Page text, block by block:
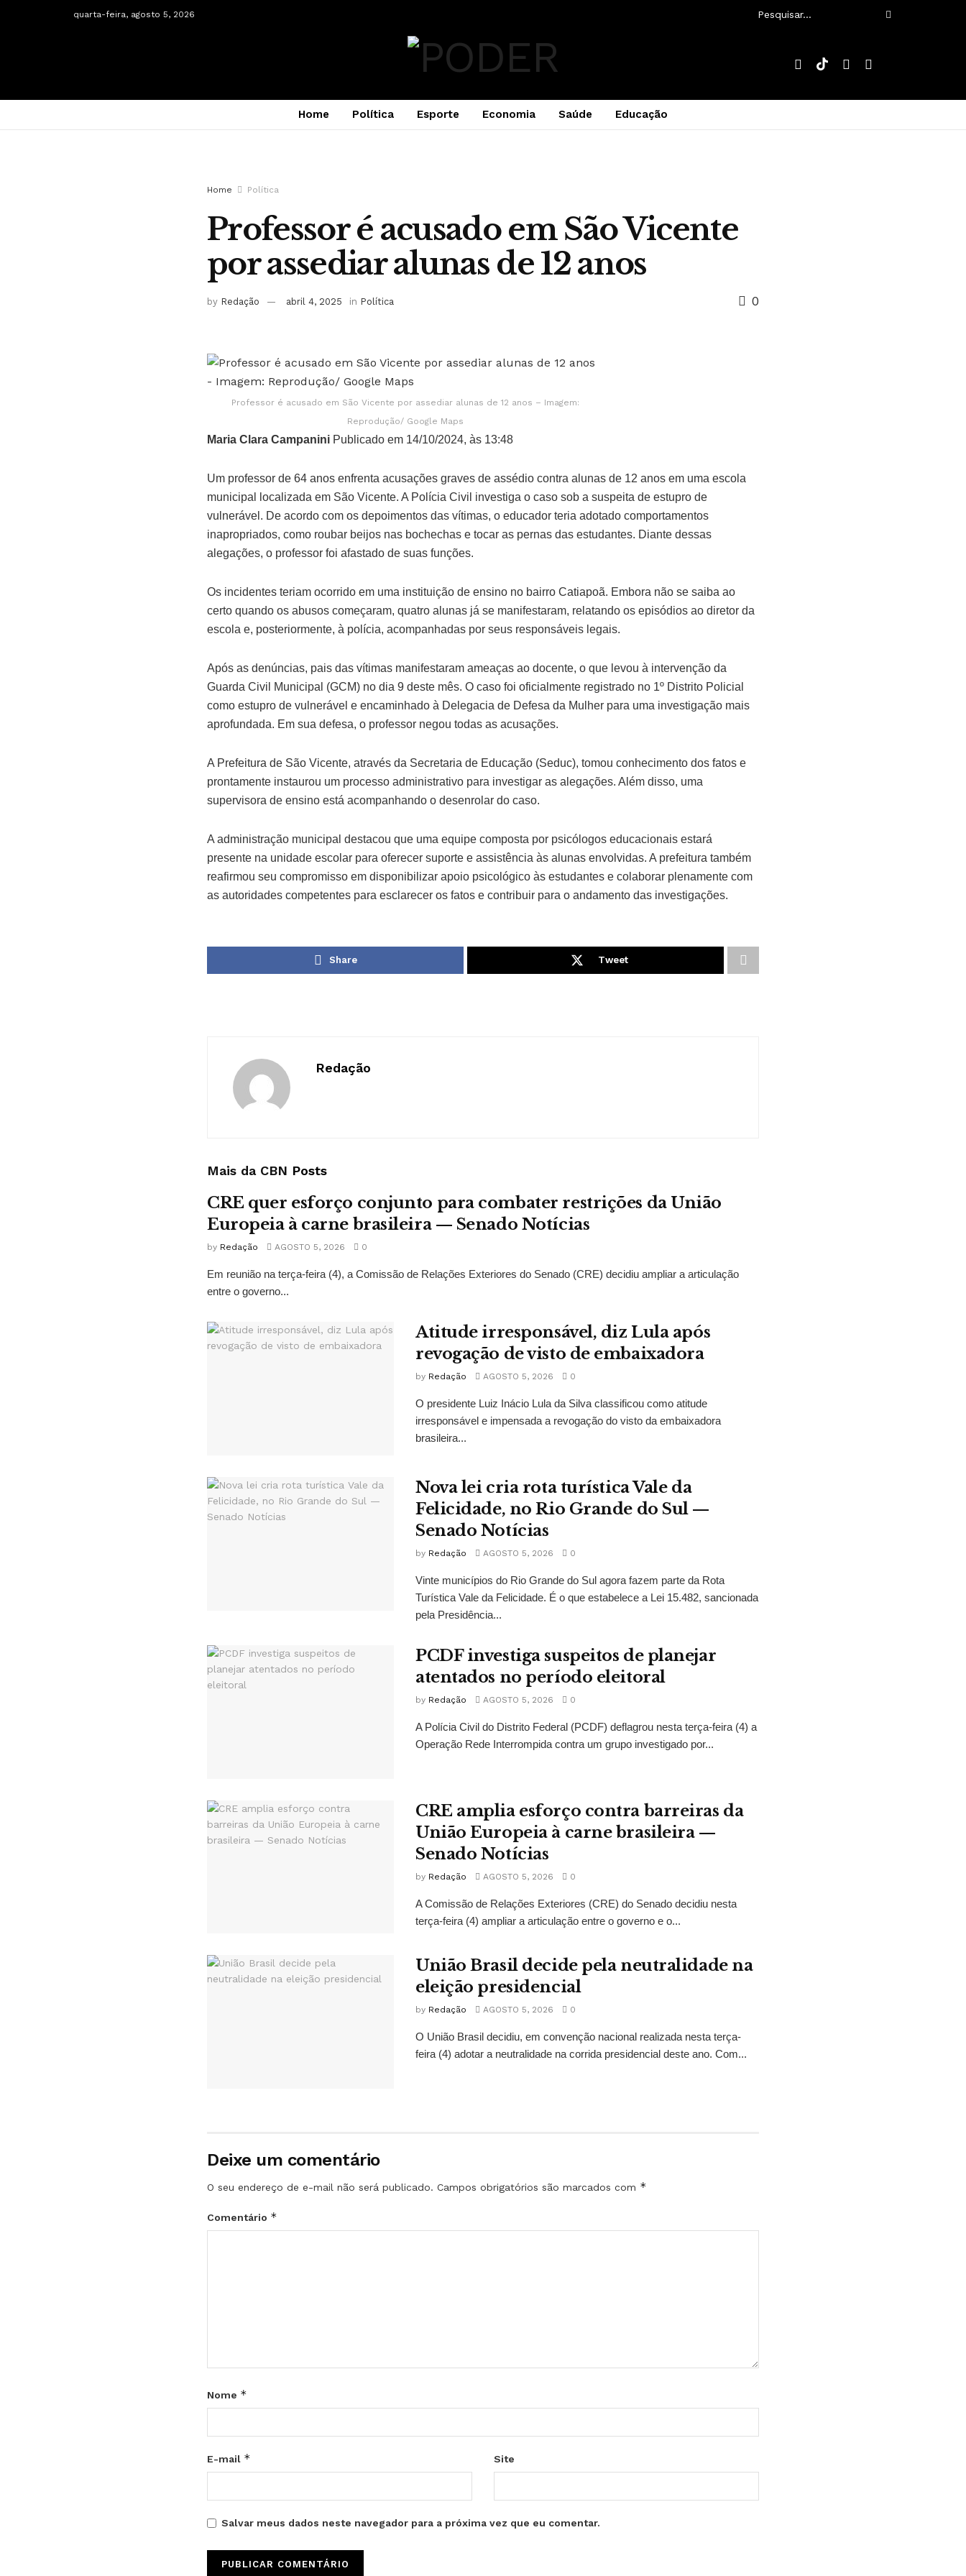
quarta-feira, agosto 5, 2026
Home Política Esporte Economia Saúde Educação
Home Política
Professor é acusado em São Vicente
por assediar alunas de 12 anos
by Redação abril 4, 2025 in Política 0
Professor é acusado em São Vicente por assediar alunas de 12 anos – Imagem:
Reprodução/ Google Maps
Maria Clara Campanini Publicado em 14/10/2024, às 13:48
Um professor de 64 anos enfrenta acusações graves de assédio contra alunas de 12 anos em uma escola
municipal localizada em São Vicente. A Polícia Civil investiga o caso sob a suspeita de estupro de
vulnerável. De acordo com os depoimentos das vítimas, o educador teria adotado comportamentos
inapropriados, como roubar beijos nas bochechas e tocar as pernas das estudantes. Diante dessas
alegações, o professor foi afastado de suas funções.
Os incidentes teriam ocorrido em uma instituição de ensino no bairro Catiapoã. Embora não se saiba ao
certo quando os abusos começaram, quatro alunas já se manifestaram, relatando os episódios ao diretor da
escola e, posteriormente, à polícia, acompanhadas por seus responsáveis legais.
Após as denúncias, pais das vítimas manifestaram ameaças ao docente, o que levou à intervenção da
Guarda Civil Municipal (GCM) no dia 9 deste mês. O caso foi oficialmente registrado no 1º Distrito Policial
como estupro de vulnerável e encaminhado à Delegacia de Defesa da Mulher para uma investigação mais
aprofundada. Em sua defesa, o professor negou todas as acusações.
A Prefeitura de São Vicente, através da Secretaria de Educação (Seduc), tomou conhecimento dos fatos e
prontamente instaurou um processo administrativo para investigar as alegações. Além disso, uma
supervisora de ensino está acompanhando o desenrolar do caso.
A administração municipal destacou que uma equipe composta por psicólogos educacionais estará
presente na unidade escolar para oferecer suporte e assistência às alunas envolvidas. A prefeitura também
reafirmou seu compromisso em disponibilizar apoio psicológico às estudantes e colaborar plenamente com
as autoridades competentes para esclarecer os fatos e contribuir para o andamento das investigações.
Share Tweet
Redação
Mais da CBN Posts
CRE quer esforço conjunto para combater restrições da União
Europeia à carne brasileira — Senado Notícias
by Redação AGOSTO 5, 2026 0
Em reunião na terça-feira (4), a Comissão de Relações Exteriores do Senado (CRE) decidiu ampliar a articulação
entre o governo...
Atitude irresponsável, diz Lula após
revogação de visto de embaixadora
by Redação AGOSTO 5, 2026 0
O presidente Luiz Inácio Lula da Silva classificou como atitude
irresponsável e impensada a revogação do visto da embaixadora
brasileira...
Nova lei cria rota turística Vale da
Felicidade, no Rio Grande do Sul —
Senado Notícias
by Redação AGOSTO 5, 2026 0
Vinte municípios do Rio Grande do Sul agora fazem parte da Rota
Turística Vale da Felicidade. É o que estabelece a Lei 15.482, sancionada
pela Presidência...
PCDF investiga suspeitos de planejar
atentados no período eleitoral
by Redação AGOSTO 5, 2026 0
A Polícia Civil do Distrito Federal (PCDF) deflagrou nesta terça-feira (4) a
Operação Rede Interrompida contra um grupo investigado por...
CRE amplia esforço contra barreiras da
União Europeia à carne brasileira —
Senado Notícias
by Redação AGOSTO 5, 2026 0
A Comissão de Relações Exteriores (CRE) do Senado decidiu nesta
terça-feira (4) ampliar a articulação entre o governo e o...
União Brasil decide pela neutralidade na
eleição presidencial
by Redação AGOSTO 5, 2026 0
O União Brasil decidiu, em convenção nacional realizada nesta terça-
feira (4) adotar a neutralidade na corrida presidencial deste ano. Com...
Deixe um comentário
O seu endereço de e-mail não será publicado. Campos obrigatórios são marcados com *
Comentário *
Nome *
E-mail * Site
Salvar meus dados neste navegador para a próxima vez que eu comentar.